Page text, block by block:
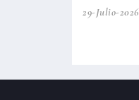
29-Julio-2026